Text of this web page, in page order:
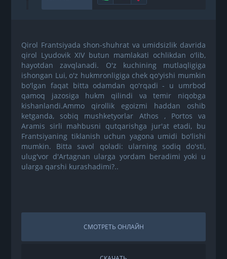
Qirol Frantsiyada shon-shuhrat va umidsizlik davrida
qirol Lyudovik XIV butun mamlakati ochlikdan o'lib,
hayotdan zavqlanadi. O'z kuchining mutlaqligiga
ishongan Lui, o'z hukmronligiga chek qo'yishi mumkin
bo'lgan faqat bitta odamdan qo'rqadi - u umrbod
qamoq jazosiga hukm qilindi va temir niqobga
kishanlandi.Ammo qirollik egoizmi haddan oshib
ketganda, sobiq mushketyorlar Athos , Portos va
Aramis sirli mahbusni qutqarishga jur'at etadi, bu
Frantsiyaning tiklanish uchun yagona umidi bo'lishi
mumkin. Bitta savol qoladi: ularning sodiq do'sti,
ulug'vor d'Artagnan ularga yordam beradimi yoki u
ularga qarshi kurashadimi?..
СМОТРЕТЬ ОНЛАЙН